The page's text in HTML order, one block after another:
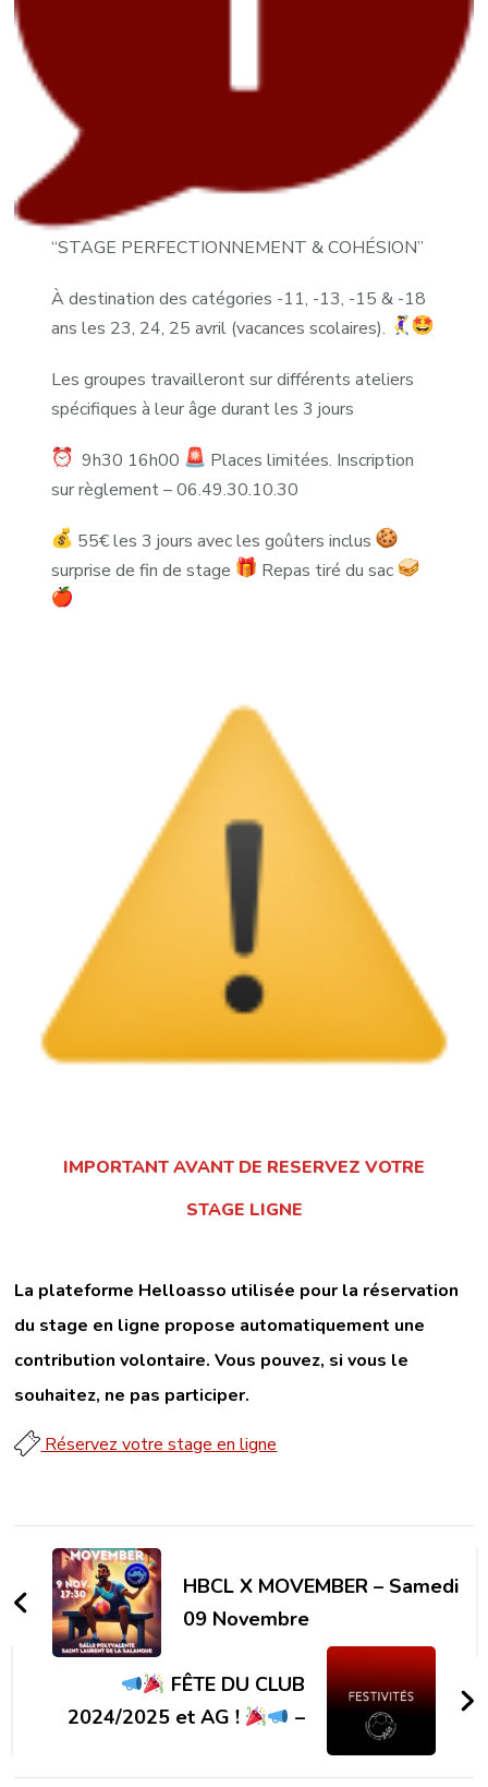
“STAGE PERFECTIONNEMENT & COHÉSION”
À destination des catégories -11, -13, -15 & -18
ans les 23, 24, 25 avril (vacances scolaires).
Les groupes travailleront sur différents ateliers
spécifiques à leur âge durant les 3 jours
9h30 16h00
Places limitées. Inscription
sur règlement – 06.49.30.10.30
55€ les 3 jours avec les goûters inclus
surprise de fin de stage
Repas tiré du sac
IMPORTANT AVANT DE RESERVEZ VOTRE
STAGE LIGNE
La plateforme Helloasso utilisée pour la réservation
du stage en ligne propose automatiquement une
contribution volontaire. Vous pouvez, si vous le
souhaitez, ne pas participer.
Réservez votre stage en ligne
HBCL X MOVEMBER – Samedi
09 Novembre
FÊTE DU CLUB
2024/2025 et AG !
–